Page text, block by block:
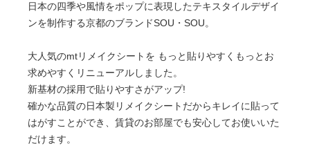
日本の四季や風情をポップに表現したテキスタイルデザイ
ンを制作する京都のブランドSOU・SOU。
大人気のmtリメイクシートを もっと貼りやすくもっとお
求めやすくリニューアルしました。
新基材の採用で貼りやすさがアップ!
確かな品質の日本製リメイクシートだからキレイに貼って
はがすことができ、賃貸のお部屋でも安心してお使いいた
だけます。